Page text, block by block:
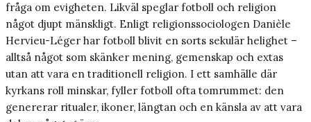
fråga om evigheten. Likväl speglar fotboll och religion
något djupt mänskligt. Enligt religionssociologen Danièle
Hervieu-Léger har fotboll blivit en sorts sekulär helighet –
alltså något som skänker mening, gemenskap och extas
utan att vara en traditionell religion. I ett samhälle där
kyrkans roll minskar, fyller fotboll ofta tomrummet: den
genererar ritualer, ikoner, längtan och en känsla av att vara